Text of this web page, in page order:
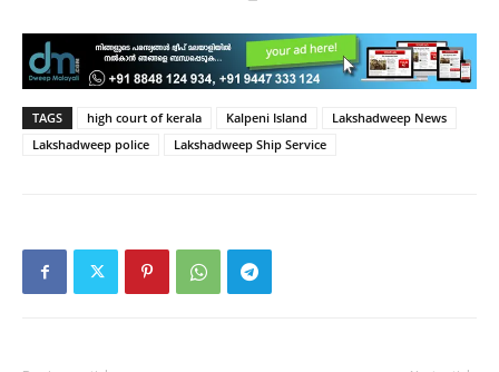
TAGS high court of kerala Kalpeni Island
Lakshadweep News
Lakshadweep police
Lakshadweep Ship Service